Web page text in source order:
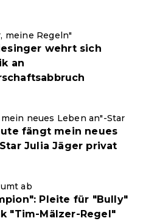
meine Regeln"
wehrt sich
an
neues Leben an"-Star
fängt mein neues
Julia Jäger privat
ab
Pleite für "Bully"
"Tim-Mälzer-Regel"